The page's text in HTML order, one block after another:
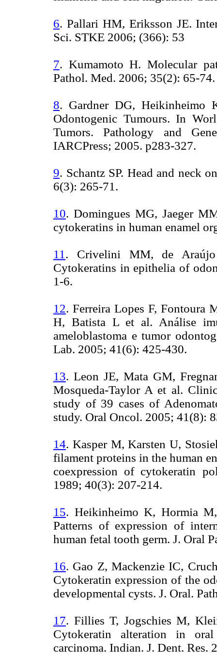
6. Pallari HM, Eriksson JE.
Sci. STKE 2006; (366): 53
7. Kumamoto H. Molecular
Pathol. Med. 2006; 35(2): 65-74.
8. Gardner DG, Heikinheimo
Odontogenic Tumours. In
Tumors. Pathology and
IARCPress; 2005. p283-327.
9. Schantz SP. Head and neck
6(3): 265-71.
10. Domingues MG, Jaeger
cytokeratins in human enamel
11 . Crivelini MM, de
Cytokeratins in epithelia of
1-6.
12. Ferreira Lopes F, Fontoura
H, Batista L et al. Análise
ameloblastoma e tumor
Lab. 2005; 41(6): 425-430.
13. Leon JE, Mata GM,
Mosqueda-Taylor A et al.
study of 39 cases of
study. Oral Oncol. 2005; 41(8):
14. Kasper M, Karsten U,
filament proteins in the human
coexpression of cytokeratin
1989; 40(3): 207-214.
15. Heikinheimo K, Hormia
Patterns of expression of
human fetal tooth germ. J. Oral
16. Gao Z, Mackenzie IC,
Cytokeratin expression of the
developmental cysts. J. Oral.
17. Fillies T, Jogschies M,
Cytokeratin alteration in
carcinoma. Indian. J. Dent. Res.